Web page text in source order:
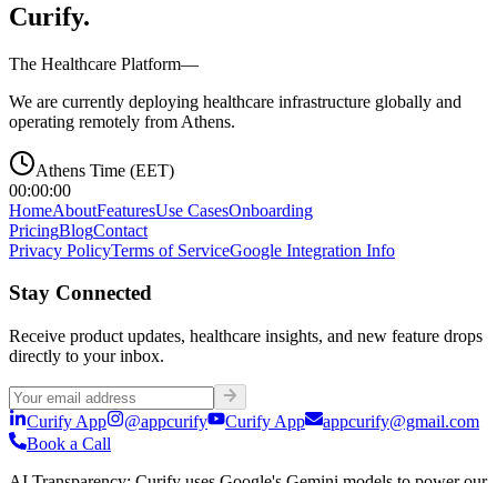
Curify.
The Healthcare Platform—
We are currently deploying healthcare infrastructure globally and
operating remotely from Athens.
Athens Time (EET)
00:00:00
HomeAboutFeaturesUse CasesOnboarding
PricingBlogContact
Privacy PolicyTerms of ServiceGoogle Integration Info
Stay Connected
Receive product updates, healthcare insights, and new feature drops
directly to your inbox.
Curify App @appcurify Curify App
appcurify@gmail.com
Book a Call